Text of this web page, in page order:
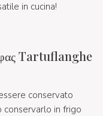
in cucina!
Tartuflanghe
conservato
conservarlo in frigo